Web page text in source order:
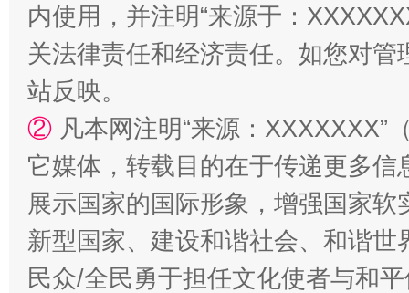
国家大学科技园优化重塑工作
扯下公款旅游的“隐身衣” 如何以
内使用，并注明“来源于：
关法律责任和经济责任。如您对
站反映。
② 凡本网注明“来源：
它媒体，转载目的在于传递更多
展示国家的国际形象，增强国家
新型国家、建设和谐社会、和谐
民众/全民勇于担任文化使者与和